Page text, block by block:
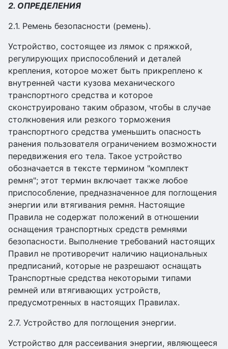
2. ОПРЕДЕЛЕНИЯ
2.1. Ремень безопасности (ремень).
Устройство, состоящее из лямок с пряжкой,
регулирующих приспособлений и деталей
крепления, которое может быть прикреплено к
внутренней части кузова механического
транспортного средства и которое
сконструировано таким образом, чтобы в случае
столкновения или резкого торможения
транспортного средства уменьшить опасность
ранения пользователя ограничением возможности
передвижения его тела. Такое устройство
обозначается в тексте термином "комплект
ремня"; этот термин включает также любое
приспособление, предназначенное для поглощения
энергии или втягивания ремня. Настоящие
Правила не содержат положений в отношении
оснащения транспортных средств ремнями
безопасности. Выполнение требований настоящих
Правил не противоречит наличию национальных
предписаний, которые не разрешают оснащать
Транспортные средства некоторыми типами
ремней или втягивающих устройств,
предусмотренных в настоящих Правилах.
2.7. Устройство для поглощения энергии.
Устройство для рассеивания энергии, являющееся